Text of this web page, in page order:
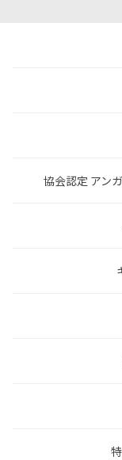
協会認定 アン